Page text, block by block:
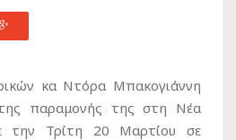
κα Ντόρα Μπακογιάννη
παραμονής της στη Νέα
την Τρίτη 20 Μαρτίου σε